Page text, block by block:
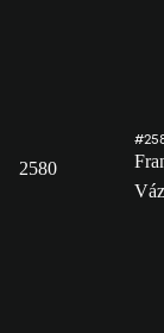
2580